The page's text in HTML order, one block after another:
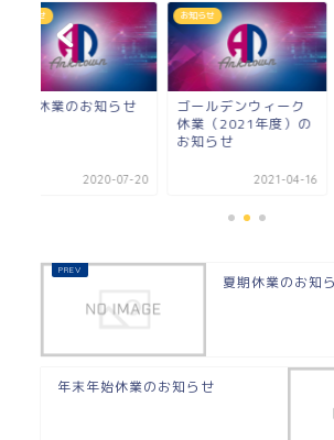
お知らせ
夏期休業のお知らせ
2020-07-20
お知らせ
ゴールデンウィーク
休業（2021年度）の
お知らせ
2021-04-16
夏期休業のお知
年末年始休業のお知らせ